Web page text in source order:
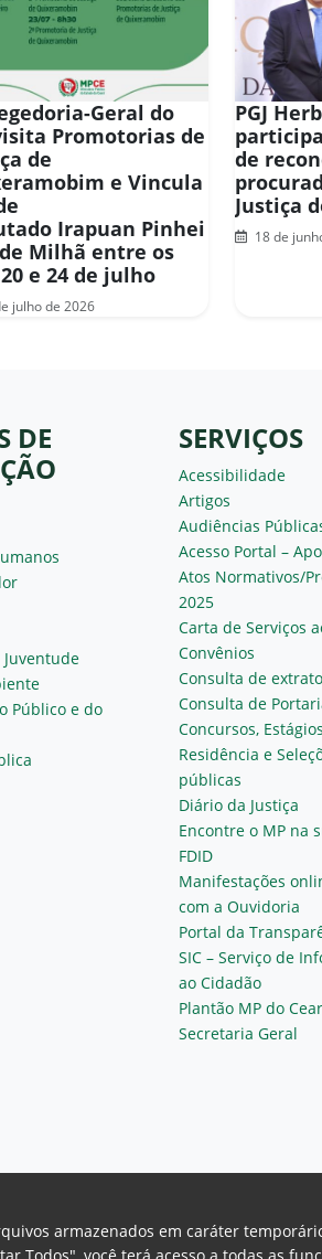
Geral do
Promotorias de
de
e Vincula
Irapuan Pinhei
Milhã entre os
e 24 de julho
julho de 2026
PGJ
de
Justiça
18 de
DE
Público e do
SERVIÇOS
Acessibilidade
Artigos
Audiências
Acesso Portal –
Atos Normativos/
2025
Carta de Serviços
Convênios
Consulta de extrato
Consulta de
Concursos,
Residência e
públicas
Diário da Justiça
Encontre o MP na
FDID
Manifestações
com a Ouvidoria
Portal da
SIC – Serviço de
ao Cidadão
Plantão MP do
Secretaria Geral
armazenados em caráter